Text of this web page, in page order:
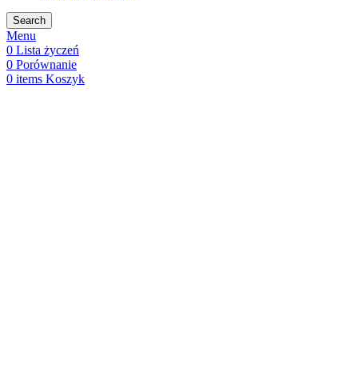
Search
Menu
0 Lista życzeń
0 Porównanie
0 items Koszyk